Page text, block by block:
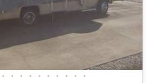
• • • • • • • • • •